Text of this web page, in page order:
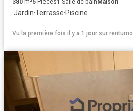
380 m²5 Pièces1 Salle de bain Maison
·Jardin·Terrasse·Piscine
Vu la première fois il y a 1 jour sur rentumo